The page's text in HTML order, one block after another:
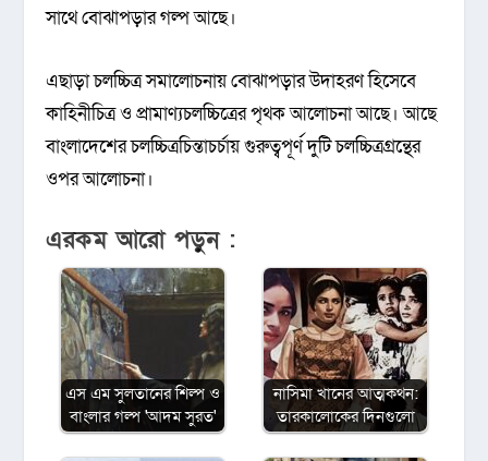
সাথে বোঝাপড়ার গল্প আছে।
এছাড়া চলচ্চিত্র সমালোচনায় বোঝাপড়ার উদাহরণ হিসেবে
কাহিনীচিত্র ও প্রামাণ্যচলচ্চিত্রের পৃথক আলোচনা আছে। আছে
বাংলাদেশের চলচ্চিত্রচিন্তাচর্চায় গুরুত্বপূর্ণ দুটি চলচ্চিত্রগ্রন্থের
ওপর আলোচনা।
এরকম আরো পড়ুন :
এস এম সুলতানের শিল্প ও
বাংলার গল্প 'আদম সুরত'
নাসিমা খানের আত্মকথন:
তারকালোকের দিনগুলো